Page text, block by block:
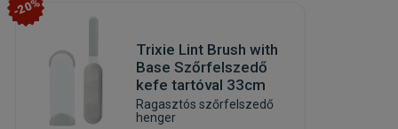
-20%
Trixie Lint Brush with
Base Szőrfelszedő
kefe tartóval 33cm
Ragasztós szőrfelszedő
henger